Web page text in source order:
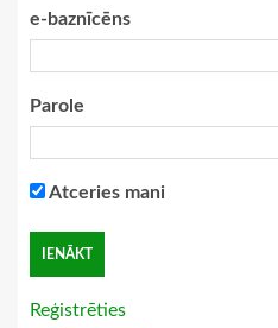
e-baznīcēns
Parole
Atceries mani
Reģistrēties